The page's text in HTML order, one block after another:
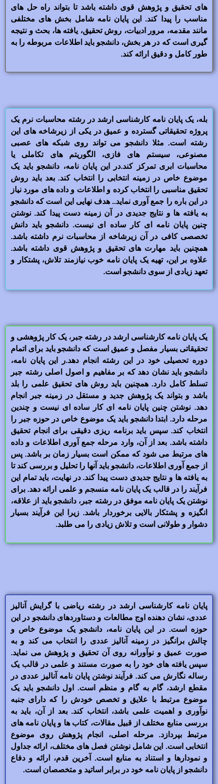
های تحقیق و پژوهش قوی داشته باشد تا بتواند راه حل های
مناسب را پیدا کند. این پایان نامه شامل بخش های مختلفی
مانند مقدمه، مرور ادبیات، روش تحقیق، یافته ها، بحث و نتیجه
گیری است که در هر بخش، دانشجو باید اطلاعات مربوطه را به
طور کامل و دقیق ارائه کند.
بله، یک پایان نامه کارشناسی ارشد در رشته محاسبات نرم یک
پروژه تحقیقاتی گسترده و عمیق در یکی از زیرشاخه های این
رشته است. مثلا دانشجو می تواند روی شبکه های عصبی
مصنوعی، سیستم های فازی، الگوریتم های تکاملی یا
محاسبات ابری تمرکز کند.در این پایان نامه، دانشجو باید یک
موضوع خاص در زمینه انتخابی را انتخاب کند. بعد باید روش
تحقیق مناسبی را انتخاب کرده و اطلاعات و داده های مورد نیاز
در این باره را جمع آوری نماید.. هدف نهایی این است که دانشجو
به یافته ها و نتایج جدیدی در آن زمینه دست پیدا کند. نوشتن
چنین پایان نامه ای کار ساده ای نیست. دانشجو باید دانش
تخصصی کافی در آن زیرشاخه از محاسبات نرم داشته باشد.
همچنین باید مهارت های تحقیق و پژوهش قوی داشته باشد.
علاوه بر این، تهیه یک پایان نامه خوب نیازمند تلاش، پشتکار و
تعهد زیادی از سوی دانشجو است.
یک پایان نامه کارشناسی ارشد در رشته جبر، یک کار پژوهشی و
تحقیقاتی بسیار مفصل و عمیق است که دانشجو باید برای اتمام
دوره تحصیلی خود در این رشته انجام دهد.ر این پایان نامه،
دانشجو باید نشان دهد که بر مفاهیم و اصول اصلی رشته جبر
تسلط کامل دارد. همچنین باید روش های تحقیق علمی را بلد
باشد و بتواند یک پژوهش جدید و مستقل در زمینه جبر انجام
دهد. نوشتن چنین پایان نامه ای کار ساده ای نیست و چندین
مرحله دارد. ابتدا دانشجو باید یک موضوع خاص در حوزه جبر را
انتخاب کند. سپس باید برنامه ریزی دقیقی برای انجام تحقیق
داشته باشد. بعد از آن، وارد مرحله جمع آوری اطلاعات و داده
های مرتبط می شود که ممکن است بسیار زمان بر باشد. پس
از جمع آوری اطلاعات، دانشجو باید آنها را تحلیل و بررسی کند تا
به یافته ها و نتایج جدیدی دست پیدا کند. در نهایت، باید تمام این
فرآیند را در قالب یک پایان نامه منسجم و علمی ارائه دهد. برای
نوشتن یک پایان نامه موفق در رشته جبر، دانشجو باید از علاقه،
انگیزه و پشتکار بالایی برخوردار باشد. زیرا این فرآیند بسیار
دشوار و طولانی است و تلاش زیادی را می طلبد.
پایان نامه کارشناسی ارشد در رشته ریاضی با گرایش آنالیز
عددی، نشان دهنده اوج مطالعات و دستاوردهای دانشجو در این
حوزه است. در این پایان نامه، دانشجو یک موضوع خاص و
چالش برانگیز در زمینه آنالیز عددی را انتخاب می کند و به
صورت عمیق و نوآورانه روی آن تحقیق و پژوهش می نماید.
سپس یافته های خود را به صورت مستند و علمی در قالب یک
رساله نگارش می کند. فرآیند نوشتن پایان نامه آنالیز عددی در
مقطع ارشد، گام به گام و منظم است. اول دانشجو باید یک
موضوع مرتبط با علایق و تخصص خودش را که دارای جنبه
نوآوری و اهمیت علمی باشد، انتخاب کند. بعد از آن، باید به
بررسی منابع مختلف از قبیل مقالات، کتاب ها و پایان نامه های
مرتبط بپردازد. مرحله اصلی، انجام پژوهش روی موضوع
انتخابی است. این شامل نوشتن فصل های مختلف، ارائه جداول
و نمودارها و استناد به منابع است. آخرین قدم، ارائه و دفاع
دانشجو از پایان نامه خود در برابر اساتید و متخصصان است.